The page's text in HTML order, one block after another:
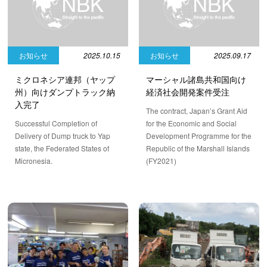
お知らせ 2025.10.15
ミクロネシア連邦（ヤップ
州）向けダンプトラック納
入完了
Successful Completion of
Delivery of Dump truck to Yap
state, the Federated States of
Micronesia.
お知らせ 2025.09.17
マーシャル諸島共和国向け
経済社会開発案件受注
The contract, Japan’s Grant Aid
for the Economic and Social
Development Programme for the
Republic of the Marshall Islands
(FY2021)